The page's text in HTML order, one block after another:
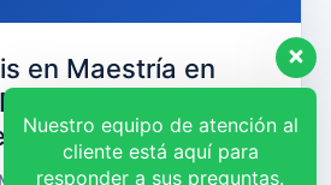
en Maestría en
en Gerencia
Recursos Humanos
Nuestro equipo de atención al
cliente está aquí para
responder a sus preguntas.